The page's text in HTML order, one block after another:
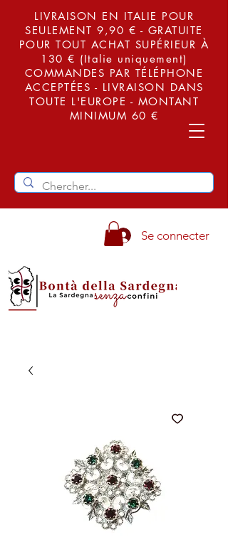
LIVRAISON EN ITALIE POUR
SEULEMENT 9,90 € - GRATUITE
POUR TOUT ACHAT SUPÉRIEUR À
130 € (Italie uniquement)
COMMANDES PAR TÉLÉPHONE
ACCEPTÉES - LIVRAISON DANS
TOUTE L'EUROPE - MONTANT
MINIMUM 60 €
Se connecter